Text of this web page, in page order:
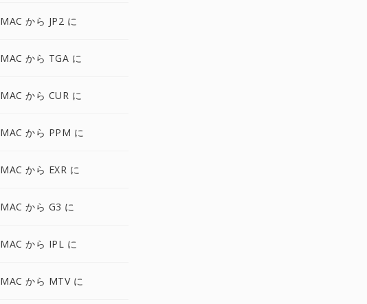
MAC から JP2 に
MAC から TGA に
MAC から CUR に
MAC から PPM に
MAC から EXR に
MAC から G3 に
MAC から IPL に
MAC から MTV に